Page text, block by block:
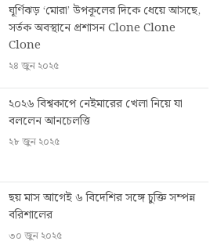
ঘূর্ণিঝড় ‘মোরা’ উপকূলের দিকে ধেয়ে আসছে,
সর্তক অবস্থানে প্রশাসন Clone Clone
Clone
২৪ জুন ২০২৫
২০২৬ বিশ্বকাপে নেইমারের খেলা নিয়ে যা
বললেন আনচেলত্তি
২৮ জুন ২০২৫
ছয় মাস আগেই ৬ বিদেশির সঙ্গে চুক্তি সম্পন্ন
বরিশালের
৩০ জুন ২০২৫